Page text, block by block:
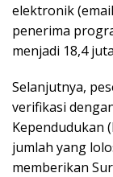
elektronik
penerima
menjadi 18,4
Selanjutnya,
verifikasi
Kependudukan
jumlah yang
memberikan